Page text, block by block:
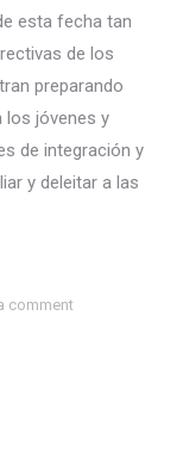
esta fecha tan
de los
preparando
los jóvenes y
de integración y
y deleitar a las
comment